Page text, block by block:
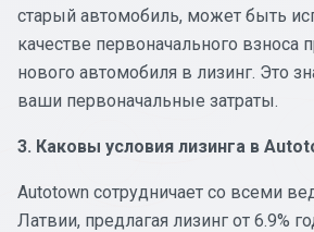
старый автомобиль, может быть
качестве первоначального взноса
нового автомобиля в лизинг. Это
ваши первоначальные затраты.
3. Каковы условия лизинга в
Autotown сотрудничает со всеми
Латвии, предлагая лизинг от 6.9%